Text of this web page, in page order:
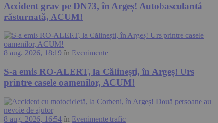
Accident grav pe DN73, în Argeș! Autobasculantă
răsturnată, ACUM!
8 aug. 2026, 18:19 în Evenimente
S-a emis RO-ALERT, la Călinești, în Argeș! Urs
printre casele oamenilor, ACUM!
8 aug. 2026, 16:54 în Evenimente trafic